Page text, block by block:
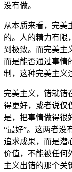
没有做。
从本质来看，完美
的。人的精力有限
到极致。而完美主
而是能否通过事情
制，这种完美主义
完美主义，错就错
得更好，或者说仅
是，把事情做得很
“最好”。这两者没
追求成果，而是潜
价值，不能被任何
主义出错的那个关